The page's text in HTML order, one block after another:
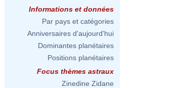
Informations et données
Par pays et catégories
Anniversaires d'aujourd'hui
Dominantes planétaires
Positions planétaires
Focus thèmes astraux
Zinedine Zidane